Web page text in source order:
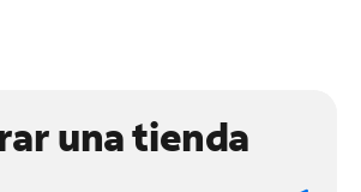
una tienda